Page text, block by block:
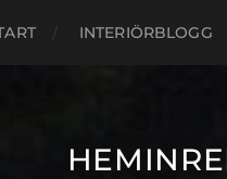
INTERIÖRBLOGG